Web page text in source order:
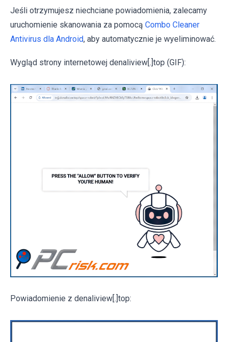
Jeśli otrzymujesz niechciane powiadomienia, zalecamy
uruchomienie skanowania za pomocą Combo Cleaner
Antivirus dla Android, aby automatycznie je wyeliminować.
Wygląd strony internetowej denaliview[.]top (GIF):
Powiadomienie z denaliview[.]top: